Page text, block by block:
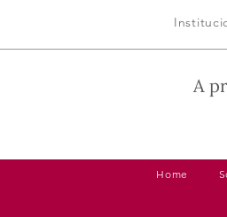
A
Home